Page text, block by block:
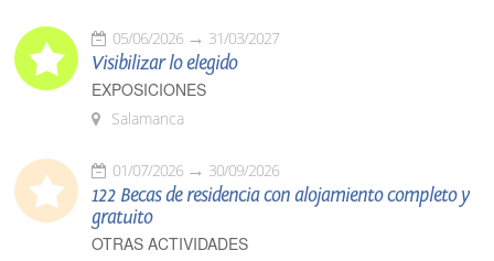
05/06/2026 31/03/2027
Visibilizar lo elegido
EXPOSICIONES
Salamanca
01/07/2026 30/09/2026
122 Becas de residencia con alojamiento completo y
gratuito
OTRAS ACTIVIDADES